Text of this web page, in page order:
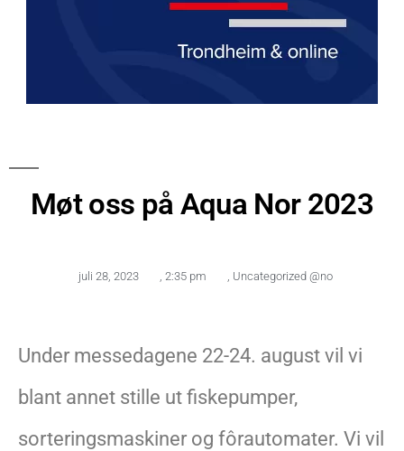
Møt oss på Aqua Nor 2023
juli 28, 2023 2:35 pm Uncategorized @no
Under messedagene 22-24. august vil vi
blant annet stille ut fiskepumper,
sorteringsmaskiner og fôrautomater. Vi vil